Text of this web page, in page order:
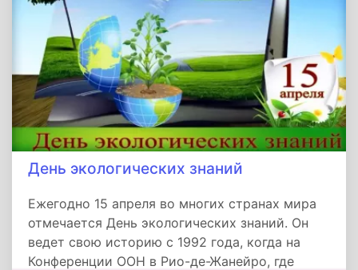
Пасхи и связанных с ней событий.
День экологических знаний
Ежегодно 15 апреля во многих странах мира
отмечается День экологических знаний. Он
ведет свою историю с 1992 года, когда на
Конференции ООН в Рио-де-Жанейро, где